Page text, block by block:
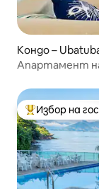
Кондо –
Апартамент на
Най-Избор на